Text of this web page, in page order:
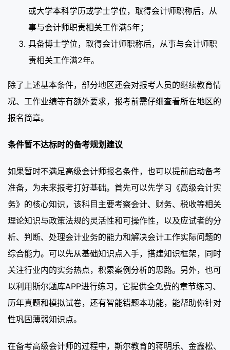
或大学本科学历或学士学位，取得会计师职称后，从
事与会计师职责相关工作满5年；
具备博士学位，取得会计师职称后，从事与会计师职
责相关工作满2年。
除了上述基本条件，部分地区还会对报考人员的继续教育情
况、工作业绩等有额外要求，报考前需仔细查看所在地区的
报名简章。
条件暂不达标时的备考规划建议
如果暂时不满足高级会计师报名条件，也可以提前启动备考
准备，为未来报考打好基础。首先可以先学习《高级会计实
务》的核心知识，该科目主要考察会计、财务、税收等相关
理论知识与政策法规的灵活性和可操作性，以及应试者的分
析、判断、处理会计业务的能力和解决会计工作实际问题的
综合能力。可以先从基础知识点入手，搭建知识框架，同时
关注行业内的实务热点，积累案例分析的思路。另外，也可
以利用斯尔题库APP进行练习，它提供全免费的章节练习、
历年真题和模拟试卷，还有智能错题本功能，能帮助你针对
性巩固薄弱知识点。
在备考高级会计师的过程中，斯尔教育的蒋明乐、金鑫松、